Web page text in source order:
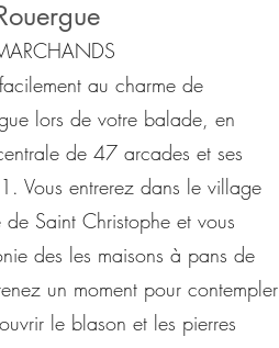
au charme de
lors de votre balade, en
de 47 arcades et ses
Vous entrerez dans le village
Saint Christophe et vous
des les maisons à pans de
un moment pour contempler
le blason et les pierres